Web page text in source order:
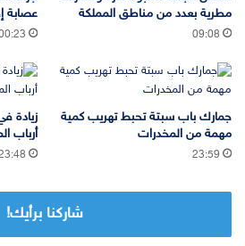
مطرية بعدد من مناطق المملكة
09:08
عصابة
جمارك باب سبتة تحبط تهريب كمية
مهمة من المخدرات
23:59
زيادة
أرباب
شاركنا برأيك!